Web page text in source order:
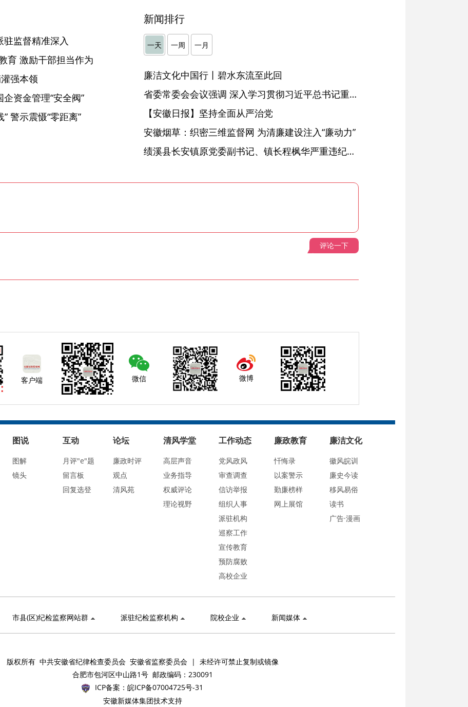
监督精准深入
育 激励干部担当作为
强本领
资金管理“安全阀”
警示震慑“零距离”
新闻排行
一天 一周 一月
廉洁文化中国行丨碧水东流至此回
省委常委会会议强调 深入学习贯彻习近平总书记重要讲话精神 以高质量党建引领高质量发展 梁言顺主持并讲话
【安徽日报】坚持全面从严治党
安徽烟草：织密三维监督网 为清廉建设注入“廉动力”
绩溪县长安镇原党委副书记、镇长程枫华严重违纪违法被开除党籍和公职
评论一下
客户端 微信 微博
图说
图解
镜头
互动
月评"e"题
留言板
回复选登
论坛
廉政时评
观点
清风苑
清风学堂
高层声音
业务指导
权威评论
理论视野
工作动态
党风政风
审查调查
信访举报
组织人事
派驻机构
巡察工作
宣传教育
预防腐败
高校企业
廉政教育
忏悔录
以案警示
勤廉榜样
网上展馆
廉洁文化
徽风皖训
廉史今读
移风易俗
读书
广告·漫画
市县(区)纪检监察网站群 派驻纪检监察机构 院校企业 新闻媒体
版权所有 中共安徽省纪律检查委员会 安徽省监察委员会 | 未经许可禁止复制或镜像
合肥市包河区中山路1号 邮政编码：230091
ICP备案： 皖ICP备07004725号-31
安徽新媒体集团技术支持